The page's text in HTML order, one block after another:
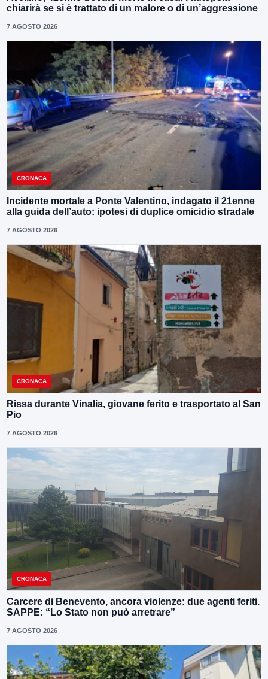
chiarirà se si è trattato di un malore o di un’aggressione
7 AGOSTO 2026
CRONACA
Incidente mortale a Ponte Valentino, indagato il 21enne
alla guida dell’auto: ipotesi di duplice omicidio stradale
7 AGOSTO 2026
CRONACA
Rissa durante Vinalia, giovane ferito e trasportato al San
Pio
7 AGOSTO 2026
CRONACA
Carcere di Benevento, ancora violenze: due agenti feriti.
SAPPE: “Lo Stato non può arretrare”
7 AGOSTO 2026